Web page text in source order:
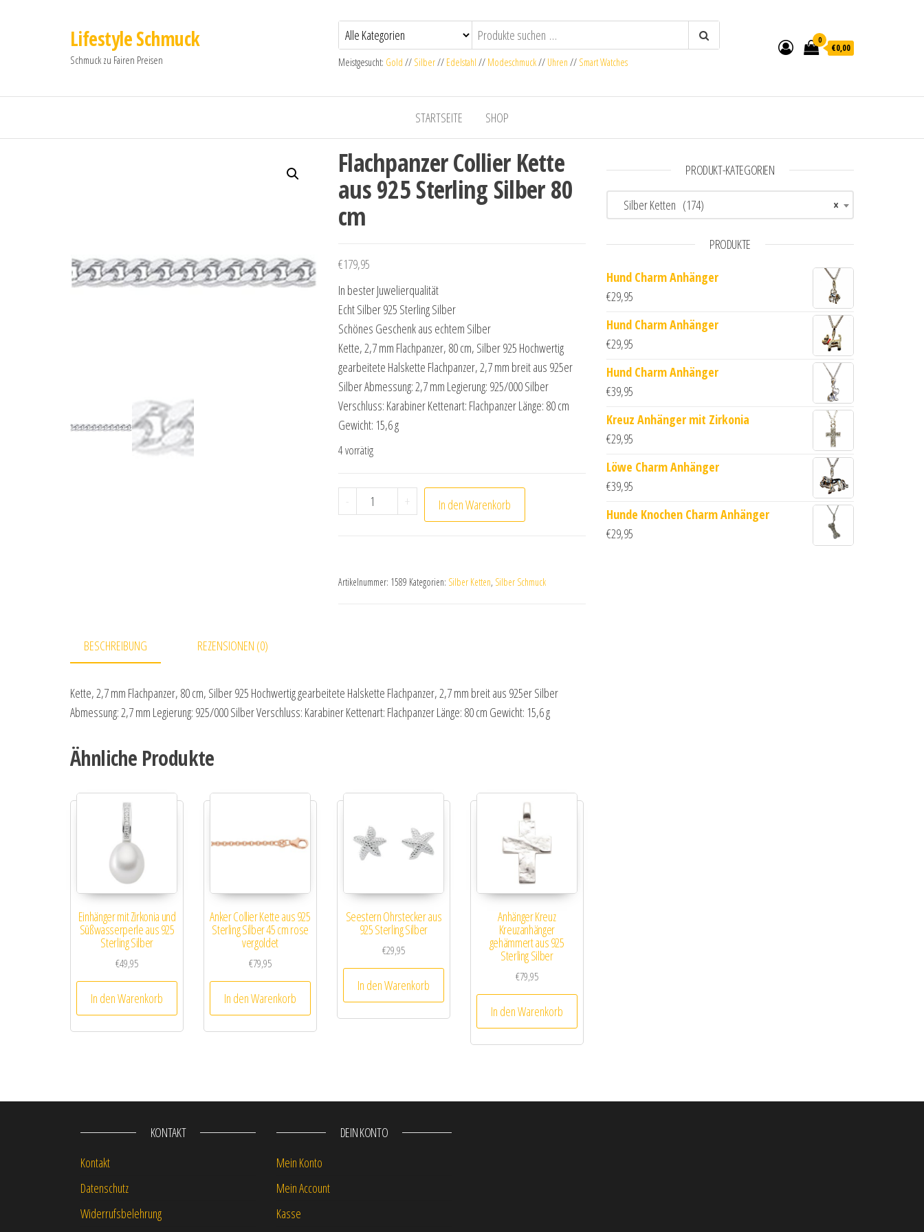
Lifestyle Schmuck
Schmuck zu Fairen Preisen Meistgesucht: Gold // Silber// Edelstahl // Modeschmuck// Uhren // Smart Watches
0
€0,00
STARTSEITE SHOP
Flachpanzer Collier Kette
aus 925 Sterling Silber 80
cm
€179,95
In bester Juwelierqualität
Echt Silber 925 Sterling Silber
Schönes Geschenk aus echtem Silber
Kette, 2,7 mm Flachpanzer, 80 cm, Silber 925 Hochwertig
gearbeitete Halskette Flachpanzer, 2,7 mm breit aus 925er
Silber Abmessung: 2,7 mm Legierung: 925/000 Silber
Verschluss: Karabiner Kettenart: Flachpanzer Länge: 80 cm
Gewicht: 15,6 g
4 vorrätig
- Flachpanzer Collier Kette aus 925 Sterling Silber 80 cm Menge
+ In den Warenkorb
Artikelnummer: 1589 Kategorien: Silber Ketten, Silber Schmuck
BESCHREIBUNG REZENSIONEN (0)
Kette, 2,7 mm Flachpanzer, 80 cm, Silber 925 Hochwertig gearbeitete Halskette Flachpanzer, 2,7 mm breit aus 925er Silber
Abmessung: 2,7 mm Legierung: 925/000 Silber Verschluss: Karabiner Kettenart: Flachpanzer Länge: 80 cm Gewicht: 15,6 g
Ähnliche Produkte
Einhänger mit Zirkonia und
Süßwasserperle aus 925
Sterling Silber
€49,95
In den Warenkorb
Anker Collier Kette aus 925
Sterling Silber 45 cm rose
vergoldet
€79,95
In den Warenkorb
Seestern Ohrstecker aus
925 Sterling Silber
€29,95
In den Warenkorb
Anhänger Kreuz
Kreuzanhänger
gehämmert aus 925
Sterling Silber
€79,95
In den Warenkorb
PRODUKT-KATEGORIEN
×
Silber Ketten (174)
PRODUKTE
Hund Charm Anhänger
€29,95
Hund Charm Anhänger
€29,95
Hund Charm Anhänger
€39,95
Kreuz Anhänger mit Zirkonia
€29,95
Löwe Charm Anhänger
€39,95
Hunde Knochen Charm Anhänger
€29,95
KONTAKT
Kontakt
Datenschutz
Widerrufsbelehrung
DEIN KONTO
Mein Konto
Mein Account
Kasse